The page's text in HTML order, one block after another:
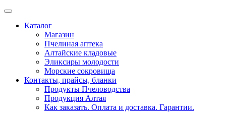
Каталог
Магазин
Пчелиная аптека
Алтайские кладовые
Эликсиры молодости
Морские сокровища
Контакты, прайсы, бланки
Продукты Пчеловодства
Продукция Алтая
Как заказать. Оплата и доставка. Гарантии.